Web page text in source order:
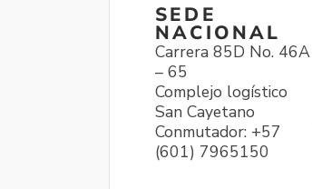
SEDE
NACIONAL
Carrera 85D No. 46A
– 65
Complejo logístico
San Cayetano
Conmutador: +57
(601) 7965150